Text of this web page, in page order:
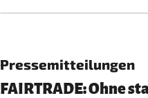
Pressemitteilungen
FAIRTRADE: Ohne